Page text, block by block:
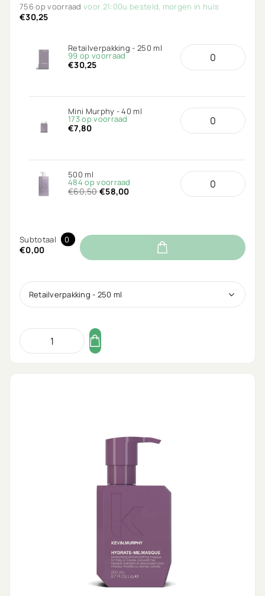
756 op voorraadvoor 21:00u besteld, morgen in huis
€30,25
Retailverpakking - 250 ml
99 op voorraad
€30,25
Mini Murphy - 40 ml
173 op voorraad
€7,80
500 ml
484 op voorraad
€60,50€58,00
Subtotaal 0
€0,00